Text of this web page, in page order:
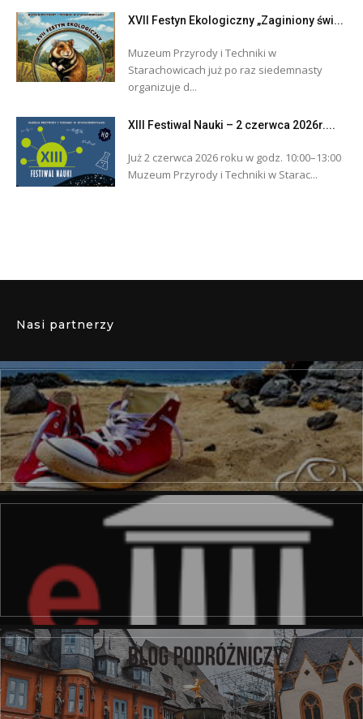
XVII Festyn Ekologiczny „Zaginiony świ...
Muzeum Przyrody i Techniki w
Starachowicach już po raz siedemnasty
organizuje d...
XIII Festiwal Nauki – 2 czerwca 2026r....
Już 2 czerwca 2026 roku w godz. 10:00–13:00
Muzeum Przyrody i Techniki w Starac...
Nasi partnerzy